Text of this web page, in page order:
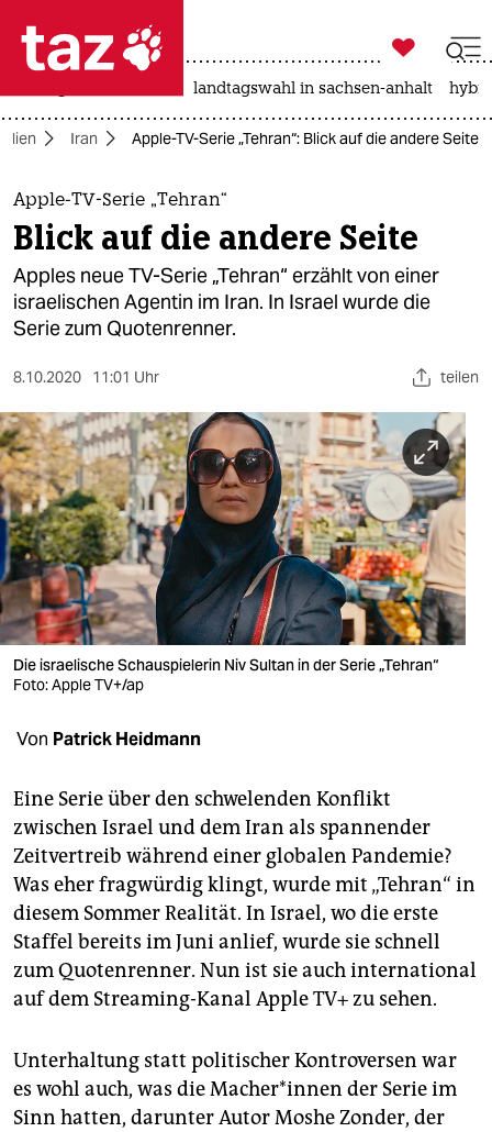
 taz zahl ich
taz zahl ich
themen
politik
öko
sport
berlin
nord
wahrheit
verlag
verlag
veranstaltungen
fragen & hilfe
unterstützen
abo
genossenschaft
epaper login

taz zahl ich
landtagswahl in sachsen-anhalt
Iran Apple-TV-Serie „Tehran“: Blick auf die andere Seite
Apple-TV-Serie „Tehran“
Blick auf die andere Seite
Apples neue TV-Serie „Tehran“ erzählt von einer
israelischen Agentin im Iran. In Israel wurde die
Serie zum Quotenrenner.
8.10.2020 11:01 Uhr teilen
Die israelische Schauspielerin Niv Sultan in der Serie „Tehran“
Foto: Apple TV+/ap
Von Patrick Heidmann
Eine Serie über den schwelenden Konflikt
zwischen Israel und dem Iran als spannender
Zeitvertreib während einer globalen Pandemie?
Was eher fragwürdig klingt, wurde mit „Tehran“ in
diesem Sommer Realität. In Israel, wo die erste
Staffel bereits im Juni anlief, wurde sie schnell
zum Quotenrenner. Nun ist sie auch international
auf dem Streaming-Kanal Apple TV+ zu sehen.
Unterhaltung statt politischer Kontroversen war
es wohl auch, was die Ma­cher*innen der Serie im
Sinn hatten, darunter Autor Moshe Zonder, der